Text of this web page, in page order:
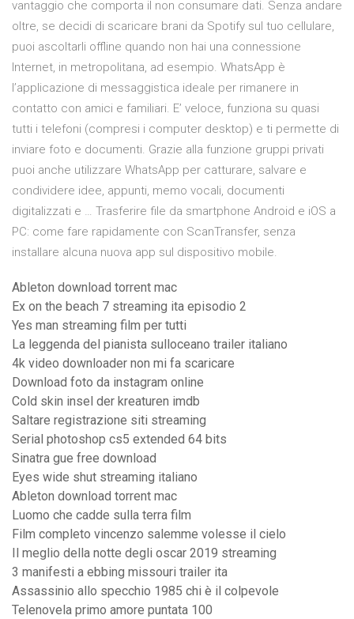
vantaggio che comporta il non consumare dati. Senza andare
oltre, se decidi di scaricare brani da Spotify sul tuo cellulare,
puoi ascoltarli offline quando non hai una connessione
Internet, in metropolitana, ad esempio. WhatsApp è
l’applicazione di messaggistica ideale per rimanere in
contatto con amici e familiari. E’ veloce, funziona su quasi
tutti i telefoni (compresi i computer desktop) e ti permette di
inviare foto e documenti. Grazie alla funzione gruppi privati
puoi anche utilizzare WhatsApp per catturare, salvare e
condividere idee, appunti, memo vocali, documenti
digitalizzati e … Trasferire file da smartphone Android e iOS a
PC: come fare rapidamente con ScanTransfer, senza
installare alcuna nuova app sul dispositivo mobile.
Ableton download torrent mac
Ex on the beach 7 streaming ita episodio 2
Yes man streaming film per tutti
La leggenda del pianista sulloceano trailer italiano
4k video downloader non mi fa scaricare
Download foto da instagram online
Cold skin insel der kreaturen imdb
Saltare registrazione siti streaming
Serial photoshop cs5 extended 64 bits
Sinatra gue free download
Eyes wide shut streaming italiano
Ableton download torrent mac
Luomo che cadde sulla terra film
Film completo vincenzo salemme volesse il cielo
Il meglio della notte degli oscar 2019 streaming
3 manifesti a ebbing missouri trailer ita
Assassinio allo specchio 1985 chi è il colpevole
Telenovela primo amore puntata 100